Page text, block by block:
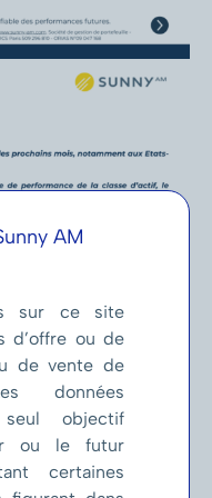
AM
sur ce site
d’offre ou de
de vente de
données
objectif
ou le futur
certaines